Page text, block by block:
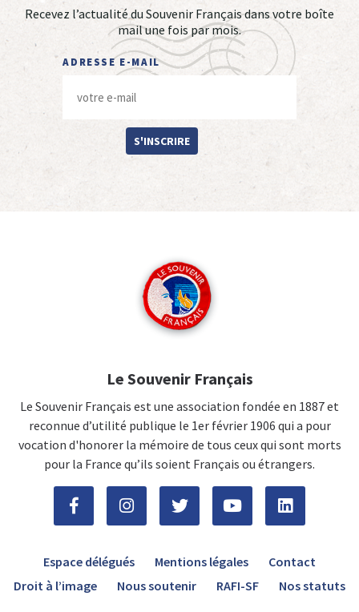
Recevez l’actualité du Souvenir Français dans votre boîte
mail une fois par mois.
ADRESSE E-MAIL
S'INSCRIRE
Le Souvenir Français
Le Souvenir Français est une association fondée en 1887 et
reconnue d’utilité publique le 1er février 1906 qui a pour
vocation d'honorer la mémoire de tous ceux qui sont morts
pour la France qu’ils soient Français ou étrangers.
Espace délégués Mentions légales
Contact
Droit à l’image
Nous soutenir RAFI-SF Nos statuts